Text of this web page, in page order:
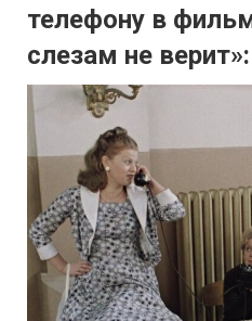
телефону в
слезам не верит»: